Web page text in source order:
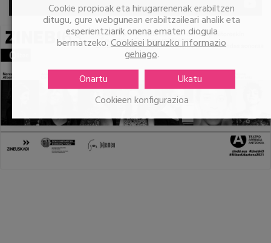
Cookie propioak eta hirugarrenenak erabiltzen
ditugu, gure webgunean erabiltzaileari ahalik eta
esperientziarik onena ematen diogula
bermatzeko.Cookieei buruzko informazio
gehiago.
Onartu
Ukatu
Cookieen konfigurazioa